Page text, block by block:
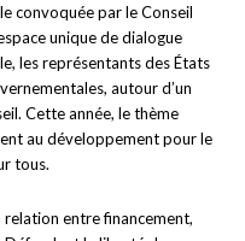
convoquée par le Conseil
unique de dialogue
les représentants des États
autour d’un
Cette année, le thème
au développement pour le
tous.
entre financement,